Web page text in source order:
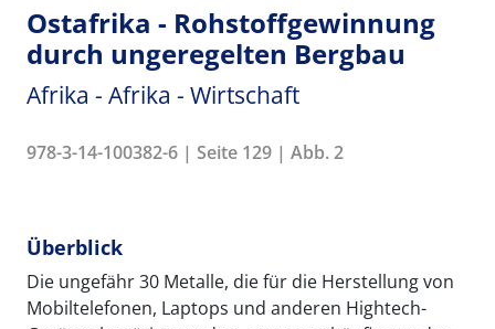
Ostafrika - Rohstoffgewinnung
durch ungeregelten Bergbau
Afrika - Afrika - Wirtschaft
978-3-14-100382-6 | Seite 129 | Abb. 2
Überblick
Die ungefähr 30 Metalle, die für die Herstellung von
Mobiltelefonen, Laptops und anderen Hightech-